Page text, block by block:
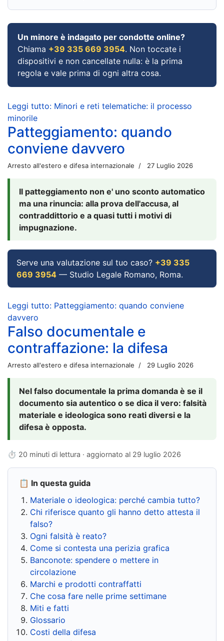
Un minore è indagato per condotte online?
Chiama +39 335 669 3954. Non toccate i
dispositivi e non cancellate nulla: è la prima
regola e vale prima di ogni altra cosa.
Leggi tutto: Minori e reti telematiche: il processo
minorile
Patteggiamento: quando
conviene davvero
Arresto all'estero e difesa internazionale 27 Luglio 2026
Il patteggiamento non e' uno sconto automatico
ma una rinuncia: alla prova dell'accusa, al
contraddittorio e a quasi tutti i motivi di
impugnazione.
Serve una valutazione sul tuo caso? +39 335
669 3954 — Studio Legale Romano, Roma.
Leggi tutto: Patteggiamento: quando conviene
davvero
Falso documentale e
contraffazione: la difesa
Arresto all'estero e difesa internazionale 29 Luglio 2026
Nel falso documentale la prima domanda è se il
documento sia autentico o se dica il vero: falsità
materiale e ideologica sono reati diversi e la
difesa è opposta.
⏱ 20 minuti di lettura · aggiornato al 29 luglio 2026
📋 In questa guida
Materiale o ideologica: perché cambia tutto?
Chi riferisce quanto gli hanno detto attesta il
falso?
Ogni falsità è reato?
Come si contesta una perizia grafica
Banconote: spendere o mettere in
circolazione
Marchi e prodotti contraffatti
Che cosa fare nelle prime settimane
Miti e fatti
Glossario
Costi della difesa